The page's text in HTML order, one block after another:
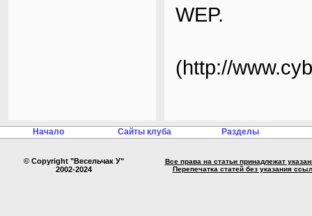
WEP.
(http://
Начало Сайты клуба Разделы
© Copyright "Весельчак У"
2002-2024
Все права на статьи принадлежат
Перепечатка статей без указания